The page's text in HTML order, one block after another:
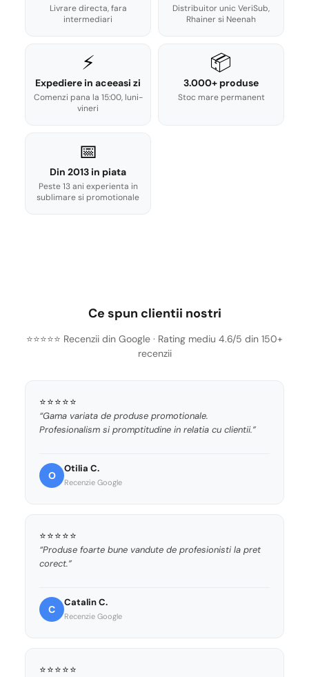
Livrare directa, fara
intermediari
Distribuitor unic VeriSub,
Rhainer si Neenah
⚡
Expediere in aceeasi zi
Comenzi pana la 15:00, luni-
vineri
📦
3.000+ produse
Stoc mare permanent
📅
Din 2013 in piata
Peste 13 ani experienta in
sublimare si promotionale
Ce spun clientii nostri
⭐⭐⭐⭐⭐ Recenzii din Google · Rating mediu 4.6/5 din 150+
recenzii
⭐⭐⭐⭐⭐
“Gama variata de produse promotionale.
Profesionalism si promptitudine in relatia cu clientii.”
O
Otilia C.
Recenzie Google
⭐⭐⭐⭐⭐
“Produse foarte bune vandute de profesionisti la pret
corect.”
C
Catalin C.
Recenzie Google
⭐⭐⭐⭐⭐